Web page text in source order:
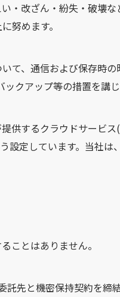
・改ざん・紛失・破壊
努めます。
て、通信および保存時
クアップ等の措置を講じ
供するクラウドサービ
定しています。当社
ことはありません。
先と機密保持契約を